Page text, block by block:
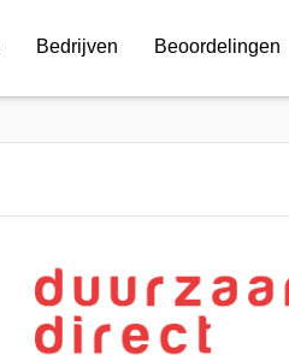
Bedrijven Beoordelingen